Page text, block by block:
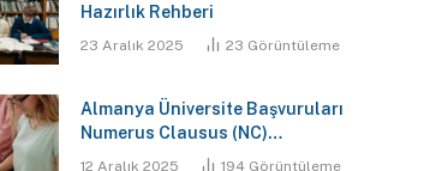
Hazırlık Rehberi
23 Aralık 2025 23 Görüntüleme
Almanya Üniversite Başvuruları
Numerus Clausus (NC)
Hesaplama Aracı
12 Aralık 2025 194 Görüntüleme